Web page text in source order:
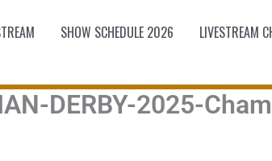
SHOW SCHEDULE 2026 LIVESTREAM
DERBY-2025-